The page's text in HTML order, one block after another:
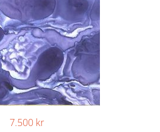
7.500 kr